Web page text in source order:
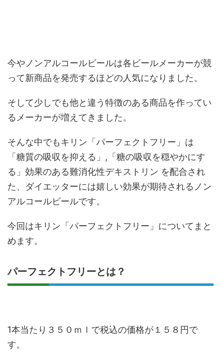
今やノンアルコールビールは各ビールメーカーが競
って新商品を発売するほどの人気になりました。
そして少しでも他と違う特徴のある商品を作ってい
るメーカーが増えてきました。
そんな中でもキリン「パーフェクトフリー」は
「糖質の吸収を抑える」,「糖の吸収を穏やかにす
る」効果のある難消化性デキストリン を配合され
た、ダイエッターには嬉しい効果が期待されるノン
アルコールビールです。
今回はキリン「パーフェクトフリー」についてまと
めます。
パーフェクトフリーとは？
1本当たり３５０ｍｌで税込の価格が１５８円で
す。